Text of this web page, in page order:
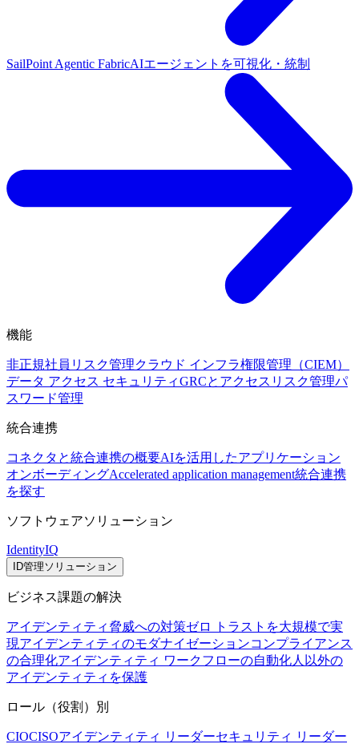
SailPoint Agentic FabricAIエージェントを可視化・統制
機能
非正規社員リスク管理クラウド インフラ権限管理（CIEM）
データ アクセス セキュリティGRCとアクセスリスク管理パ
スワード管理
統合連携
コネクタと統合連携の概要AIを活用したアプリケーション
オンボーディングAccelerated application management統合連携
を探す
ソフトウェアソリューション
IdentityIQ
ID管理ソリューション
ビジネス課題の解決
アイデンティティ脅威への対策ゼロ トラストを大規模で実
現アイデンティティのモダナイゼーションコンプライアンス
の合理化アイデンティティ ワークフローの自動化人以外の
アイデンティティを保護
ロール（役割）別
CIOCISOアイデンティティ リーダーセキュリティ リーダー